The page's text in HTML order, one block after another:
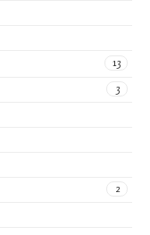
13
3
2